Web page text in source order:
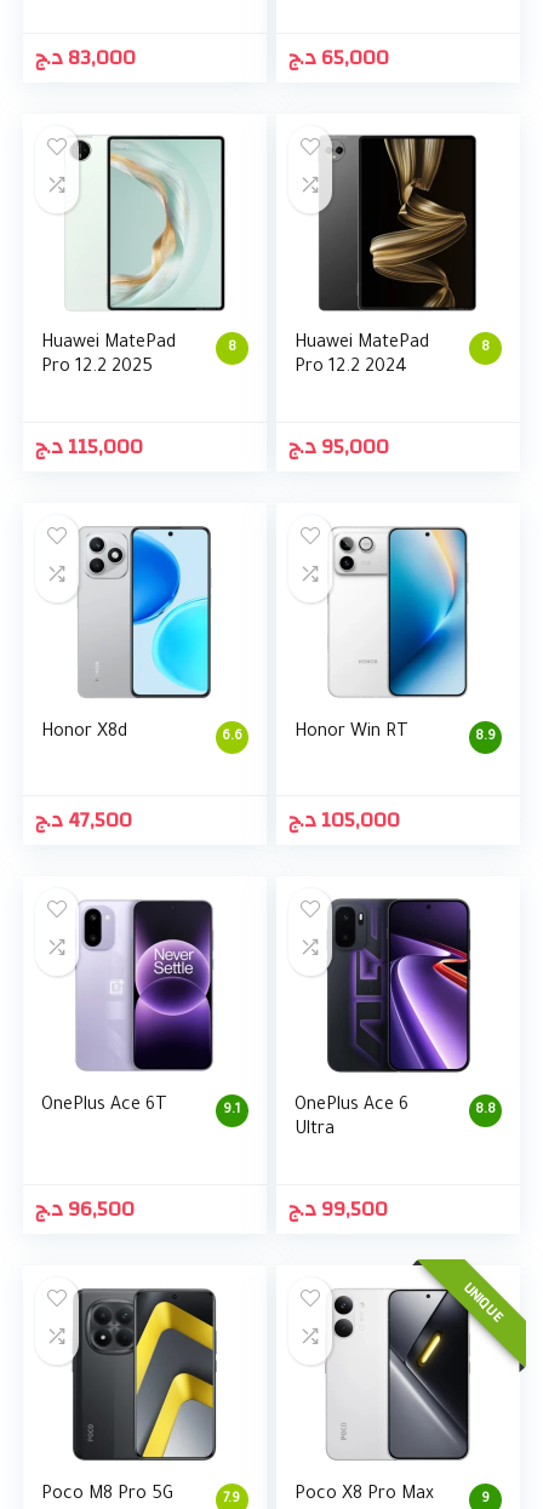
83,000د.ج 65,000د.ج
8
Huawei MatePad
Pro 12.2 2025
115,000د.ج
8
Huawei MatePad
Pro 12.2 2024
95,000د.ج
6.6
Honor X8d
47,500د.ج
8.9
Honor Win RT
105,000د.ج
9.1
OnePlus Ace 6T
96,500د.ج
8.8
OnePlus Ace 6
Ultra
99,500د.ج
7.9
Poco M8 Pro 5G
UNIQUE
9
Poco X8 Pro Max